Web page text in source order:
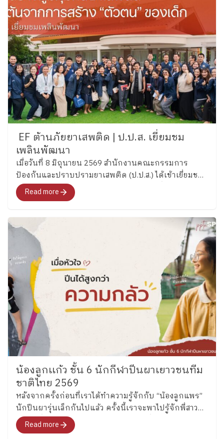
EF ต้านภัยยาเสพติด | ป.ป.ส. เยี่ยมชม
เพลินพัฒนา
เมื่อวันที่ 8 มิถุนายน 2569 สำนักงานคณะกรรมการ
ป้องกันและปราบปรามยาเสพติด (ป.ป.ส.) ได้เข้าเยี่ยมชม
และศึกษากระบวนการพัฒนาทักษะสมองเพื่อการจัดการ
ชีวิต (Executive Functions : EF) ของโรงเรียนเพลิน
Read more
น้องลูกเเก้ว ชั้น 6 นักกีฬาปีนผาเยาวชนทีม
ชาติไทย 2569
หลังจากครั้งก่อนที่เราได้ทำความรู้จักกับ “น้องลูกแพร”
นักปีนผารุ่นเล็กกันไปแล้ว ครั้งนี้เราจะพาไปรู้จักพี่สาว
คนโต ซึ่งล่าสุดได้รับการคัดเลือกเป็นหนึ่งในนักกีฬาปีน
ผาเยาวชนทีมชาติไทย รุ่นอายุไม่เกิน 13 ปี ประเภท
Read more